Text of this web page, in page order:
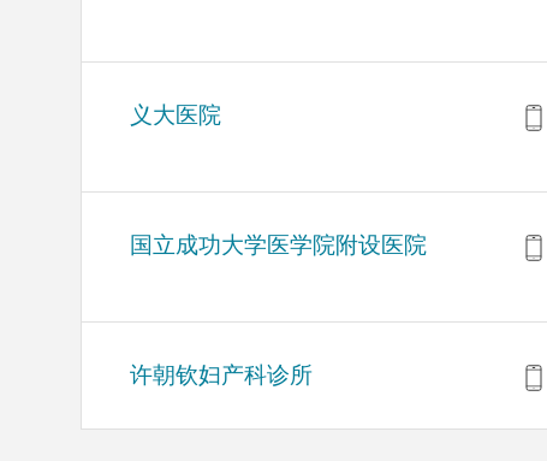
义大医院
国立成功大学医学院附设医院
许朝钦妇产科诊所